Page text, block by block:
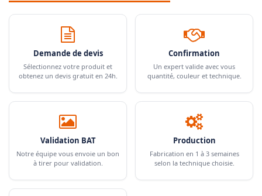
Demande de devis
Sélectionnez votre produit et
obtenez un devis gratuit en 24h.
Confirmation
Un expert valide avec vous
quantité, couleur et technique.
Validation BAT
Notre équipe vous envoie un bon
à tirer pour validation.
Production
Fabrication en 1 à 3 semaines
selon la technique choisie.